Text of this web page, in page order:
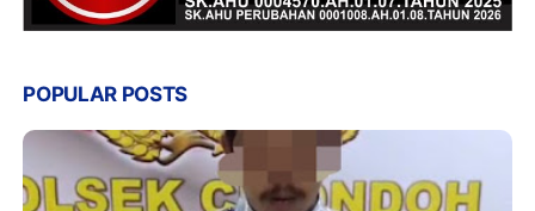
POPULAR POSTS